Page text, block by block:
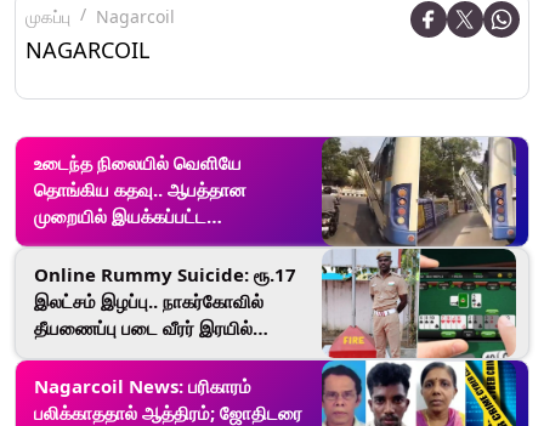
முகப்பு Nagarcoil
NAGARCOIL
உடைந்த நிலையில் வெளியே
தொங்கிய கதவு.. ஆபத்தான
முறையில் இயக்கப்பட்ட
அரசுப்பேருந்து..!
Online Rummy Suicide: ரூ.17
இலட்சம் இழப்பு.. நாகர்கோவில்
தீயணைப்பு படை வீரர் இரயில்
முன்பாய்ந்து தற்கொலை.!
Nagarcoil News: பரிகாரம்
பலிக்காததால் ஆத்திரம்; ஜோதிடரை